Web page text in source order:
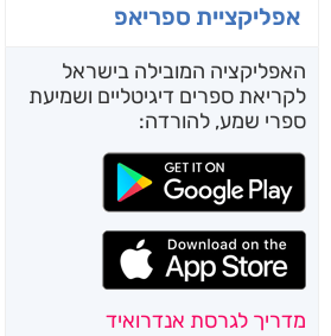
אפליקציית ספריאפ
האפליקציה המובילה בישראל
לקריאת ספרים דיגיטליים ושמיעת
ספרי שמע, להורדה:
מדריך לגרסת אנדרואיד